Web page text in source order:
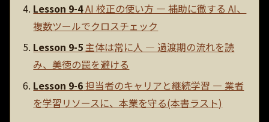
Lesson 9-4AI 校正の使い方 — 補助に徹する AI、
複数ツールでクロスチェック
Lesson 9-5主体は常に人 — 過渡期の流れを読
み、美徳の罠を避ける
Lesson 9-6担当者のキャリアと継続学習 — 業者
を学習リソースに、本業を守る(本書ラスト)